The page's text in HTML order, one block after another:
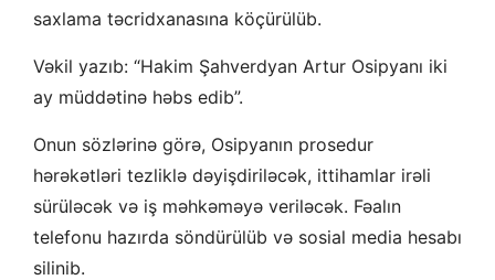
saxlama təcridxanasına köçürülüb.
Vəkil yazıb: “Hakim Şahverdyan Artur Osipyanı iki
ay müddətinə həbs edib”.
Onun sözlərinə görə, Osipyanın prosedur
hərəkətləri tezliklə dəyişdiriləcək, ittihamlar irəli
sürüləcək və iş məhkəməyə veriləcək. Fəalın
telefonu hazırda söndürülüb və sosial media hesabı
silinib.